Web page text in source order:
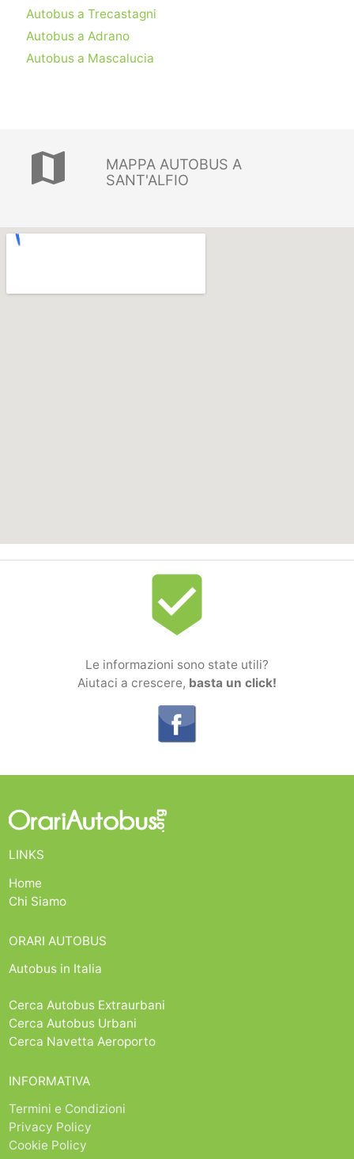
Autobus a Trecastagni
Autobus a Adrano
Autobus a Mascalucia
map
MAPPA AUTOBUS A
SANT'ALFIO
beenhere
Le informazioni sono state utili?
Aiutaci a crescere, basta un click!
LINKS
Home
Chi Siamo
ORARI AUTOBUS
Autobus in Italia
Cerca Autobus Extraurbani
Cerca Autobus Urbani
Cerca Navetta Aeroporto
INFORMATIVA
Termini e Condizioni
Privacy Policy
Cookie Policy